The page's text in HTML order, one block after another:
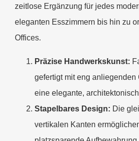
zeitlose Ergänzung für jedes
eleganten Esszimmern bis hin zu
Offices.
Präzise Handwerkskunst:
gefertigt mit eng anliegenden
eine elegante,
Stapelbares Design: Die
vertikalen Kanten